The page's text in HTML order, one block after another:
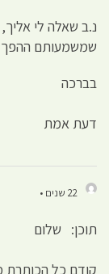
נ.ב שאלה לי
שמשמעותם ההפך
בברכה
דעת אמת
22 שנים •
תוכן: שלום
קודם כל הכותרת